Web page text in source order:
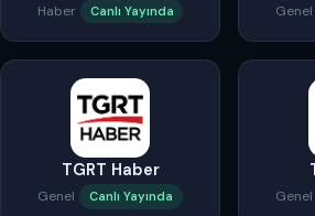
Haber Canlı Yayında Genel
TGRT Haber
Genel Canlı Yayında Genel